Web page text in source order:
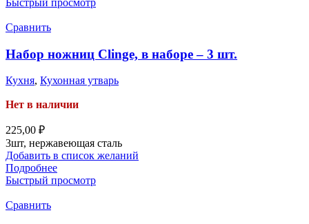
Быстрый просмотр
Сравнить
Набор ножниц Clinge, в наборе – 3 шт.
Кухня, Кухонная утварь
Нет в наличии
225,00 ₽
3шт, нержавеющая сталь
Добавить в список желаний
Подробнее
Быстрый просмотр
Сравнить